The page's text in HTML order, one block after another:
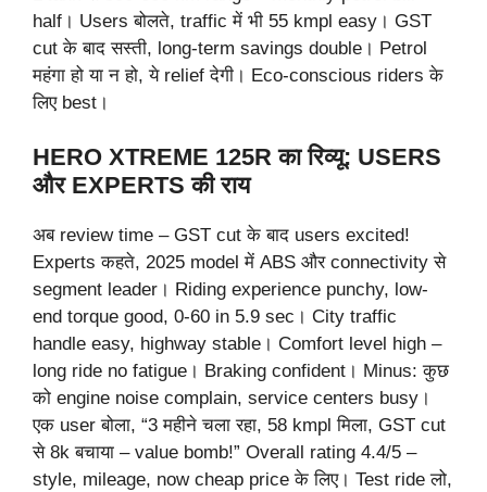
half। Users बोलते, traffic में भी 55 kmpl easy। GST
cut के बाद सस्ती, long-term savings double। Petrol
महंगा हो या न हो, ये relief देगी। Eco-conscious riders के
लिए best।
HERO XTREME 125R का रिव्यू: USERS
और EXPERTS की राय
अब review time – GST cut के बाद users excited!
Experts कहते, 2025 model में ABS और connectivity से
segment leader। Riding experience punchy, low-
end torque good, 0-60 in 5.9 sec। City traffic
handle easy, highway stable। Comfort level high –
long ride no fatigue। Braking confident। Minus: कुछ
को engine noise complain, service centers busy।
एक user बोला, “3 महीने चला रहा, 58 kmpl मिला, GST cut
से 8k बचाया – value bomb!” Overall rating 4.4/5 –
style, mileage, now cheap price के लिए। Test ride लो,